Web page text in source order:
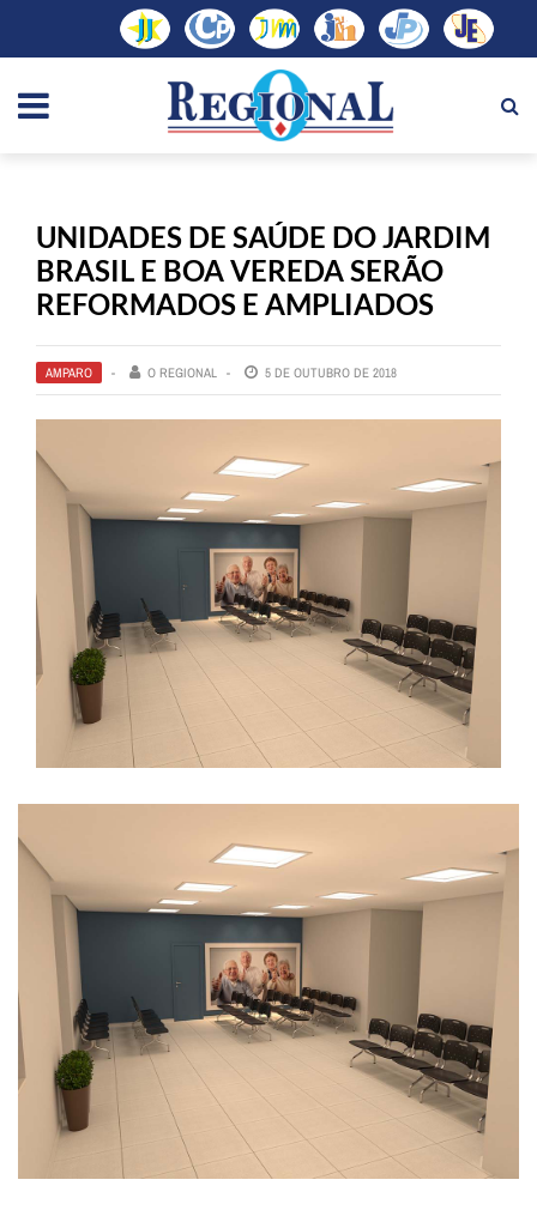
UNIDADES DE SAÚDE DO JARDIM
BRASIL E BOA VEREDA SERÃO
REFORMADOS E AMPLIADOS
AMPARO O REGIONAL 5 DE OUTUBRO DE 2018